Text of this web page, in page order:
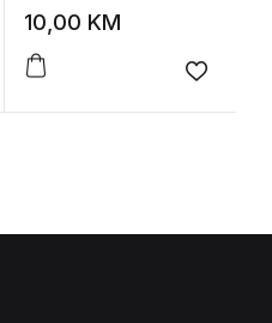
to wishlist
10,00 KM
Add to